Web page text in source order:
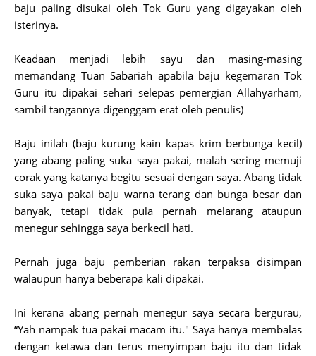
baju paling disukai oleh Tok Guru yang digayakan oleh
isterinya.
Keadaan menjadi lebih sayu dan masing-masing
memandang Tuan Sabariah apabila baju kegemaran Tok
Guru itu dipakai sehari selepas pemergian Allahyarham,
sambil tangannya digenggam erat oleh penulis)
Baju inilah (baju kurung kain kapas krim berbunga kecil)
yang abang paling suka saya pakai, malah sering memuji
corak yang katanya begitu sesuai dengan saya. Abang tidak
suka saya pakai baju warna terang dan bunga besar dan
banyak, tetapi tidak pula pernah melarang ataupun
menegur sehingga saya berkecil hati.
Pernah juga baju pemberian rakan terpaksa disimpan
walaupun hanya beberapa kali dipakai.
Ini kerana abang pernah menegur saya secara bergurau,
“Yah nampak tua pakai macam itu." Saya hanya membalas
dengan ketawa dan terus menyimpan baju itu dan tidak